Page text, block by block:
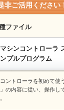
非ご活用ください
ファイル
マシンコントローラ
ンプルプログラム
ントローラを初めて使
の内容に従い、操作し